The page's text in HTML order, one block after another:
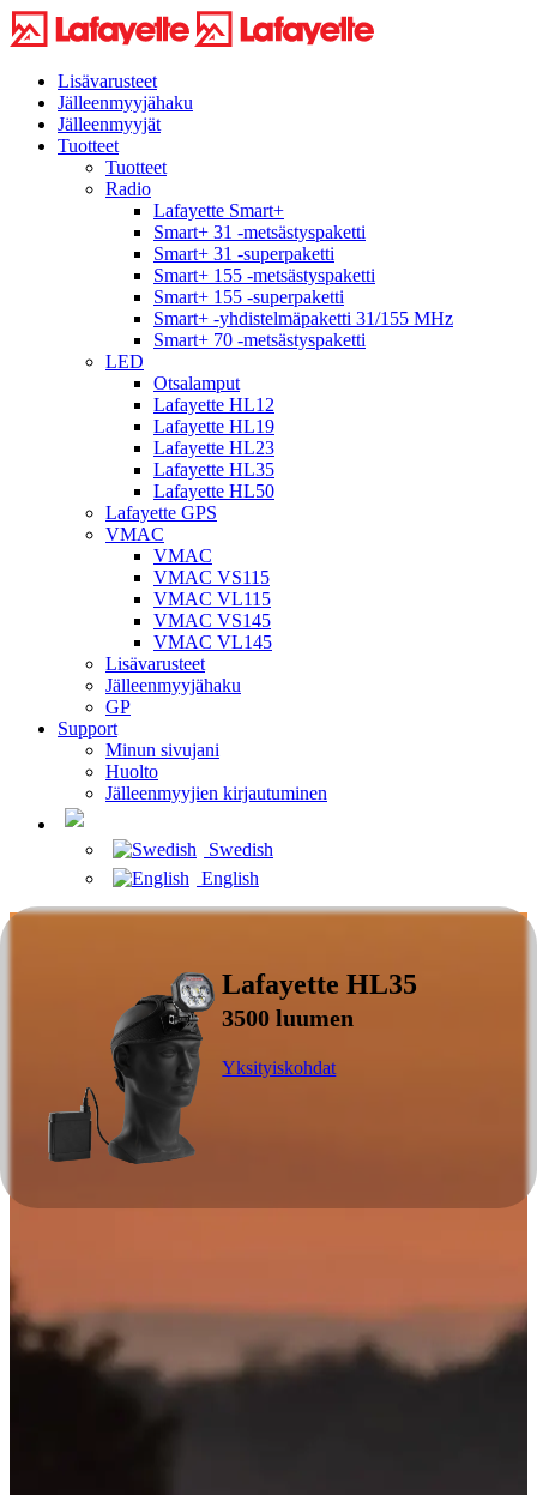
Lisävarusteet
Jälleenmyyjähaku
Jälleenmyyjät
Tuotteet
Tuotteet
Radio
Lafayette Smart+
Smart+ 31 -metsästyspaketti
Smart+ 31 -superpaketti
Smart+ 155 -metsästyspaketti
Smart+ 155 -superpaketti
Smart+ -yhdistelmäpaketti 31/155 MHz
Smart+ 70 -metsästyspaketti
LED
Otsalamput
Lafayette HL12
Lafayette HL19
Lafayette HL23
Lafayette HL35
Lafayette HL50
Lafayette GPS
VMAC
VMAC
VMAC VS115
VMAC VL115
VMAC VS145
VMAC VL145
Lisävarusteet
Jälleenmyyjähaku
GP
Support
Minun sivujani
Huolto
Jälleenmyyjien kirjautuminen
Swedish
English
Lafayette HL35
3500 luumen
Yksityiskohdat